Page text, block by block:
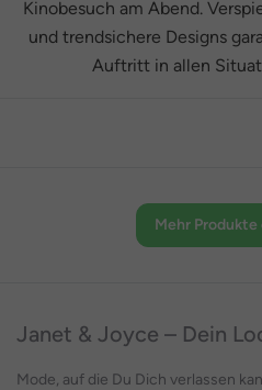
Kinobesuch am Abend.
und trendsichere Designs
Auftritt in allen
Mehr
Janet & Joyce – Dein
Mode, auf die Du Dich verlassen